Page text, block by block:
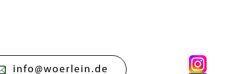
info@woerlein.de